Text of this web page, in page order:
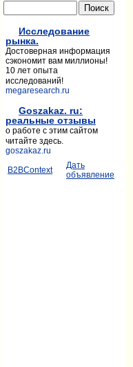
Исследование
рынка.
Достоверная информация
сэкономит вам миллионы!
10 лет опыта
исследований!
megaresearch.ru
Goszakaz. ru:
реальные отзывы
о работе с этим сайтом
читайте здесь.
goszakaz.ru
B2BContext
Дать
объявление